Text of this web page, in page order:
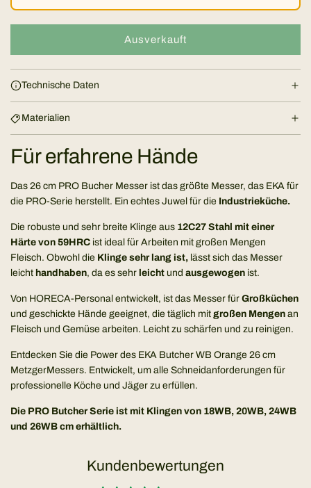
e
P
r
e
i
s
Ausverkauft
L
.
.
Technische Daten
Materialien
Für erfahrene Hände
Das 26 cm PRO Bucher Messer ist das größte Messer, das EKA für
die PRO-Serie herstellt. Ein echtes Juwel für die Industrieküche.
Die robuste und sehr breite Klinge aus 12C27 Stahl mit einer
Härte von 59HRC ist ideal für Arbeiten mit großen Mengen
Fleisch. Obwohl die Klinge sehr lang ist, lässt sich das Messer
leicht handhaben, da es sehr leicht und ausgewogen ist.
Von HORECA-Personal entwickelt, ist das Messer für Großküchen
und geschickte Hände geeignet, die täglich mit großen Mengen an
Fleisch und Gemüse arbeiten. Leicht zu schärfen und zu reinigen.
Entdecken Sie die Power des EKA Butcher WB Orange 26 cm
MetzgerMessers. Entwickelt, um alle Schneidanforderungen für
professionelle Köche und Jäger zu erfüllen.
Die PRO Butcher Serie ist mit Klingen von 18WB, 20WB, 24WB
und 26WB cm erhältlich.
Kundenbewertungen